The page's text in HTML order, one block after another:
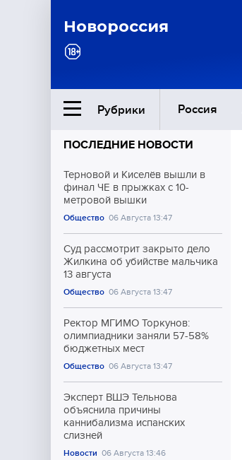
Новороссия
Рубрики Россия
Ближний Восток
Общество
Культура
ПОСЛЕДНИЕ НОВОСТИ
Терновой и Киселёв вышли в
финал ЧЕ в прыжках с 10-
метровой вышки
Общество 06 Августа 13:47
Суд рассмотрит закрыто дело
Жилкина об убийстве мальчика
13 августа
Общество 06 Августа 13:47
Ректор МГИМО Торкунов:
олимпиадники заняли 57-58%
бюджетных мест
Общество 06 Августа 13:47
Эксперт ВШЭ Тельнова
объяснила причины
каннибализма испанских
слизней
Новости 06 Августа 13:46